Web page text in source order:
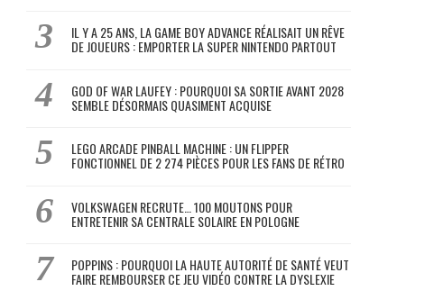
IL Y A 25 ANS, LA GAME BOY ADVANCE RÉALISAIT UN RÊVE
DE JOUEURS : EMPORTER LA SUPER NINTENDO PARTOUT
GOD OF WAR LAUFEY : POURQUOI SA SORTIE AVANT 2028
SEMBLE DÉSORMAIS QUASIMENT ACQUISE
LEGO ARCADE PINBALL MACHINE : UN FLIPPER
FONCTIONNEL DE 2 274 PIÈCES POUR LES FANS DE RÉTRO
VOLKSWAGEN RECRUTE… 100 MOUTONS POUR
ENTRETENIR SA CENTRALE SOLAIRE EN POLOGNE
POPPINS : POURQUOI LA HAUTE AUTORITÉ DE SANTÉ VEUT
FAIRE REMBOURSER CE JEU VIDÉO CONTRE LA DYSLEXIE